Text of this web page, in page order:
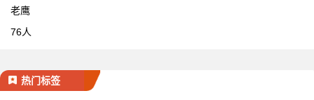
老鹰
76人
热门标签